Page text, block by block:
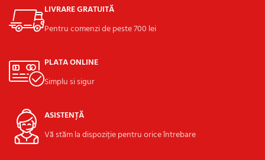
LIVRARE GRATUITĂ
Pentru comenzi de peste 700 lei
PLATA ONLINE
Simplu si sigur
ASISTENȚĂ
Vă stăm la dispoziție pentru orice întrebare